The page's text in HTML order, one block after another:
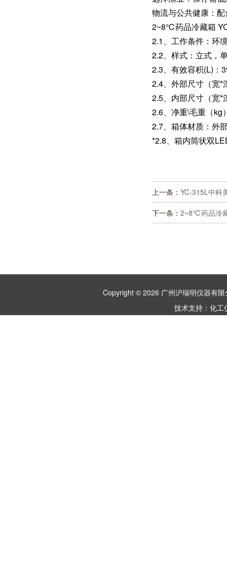
物流与公共健康‌：
2~8℃药品冷藏箱
2.1、工作条件：环
2.2、样式：立式，
2.3、有效容积(L)：
2.4、外部尺寸（宽*
2.5、内部尺寸（宽*
2.6、净重\毛重（kg
2.7、箱体材质：外
*2.8、箱内筒状双
上一条： YC-315L中科
下一条： 2~8℃药品冷
Copyright © 2026 广州沪瑞明仪器有
技术支持： 化工